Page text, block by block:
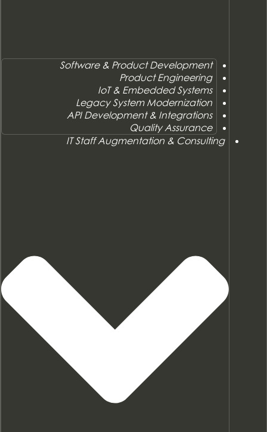
Software & Product Development
Product Engineering
IoT & Embedded Systems
Legacy System Modernization
API Development & Integrations
Quality Assurance
IT Staff Augmentation & Consulting